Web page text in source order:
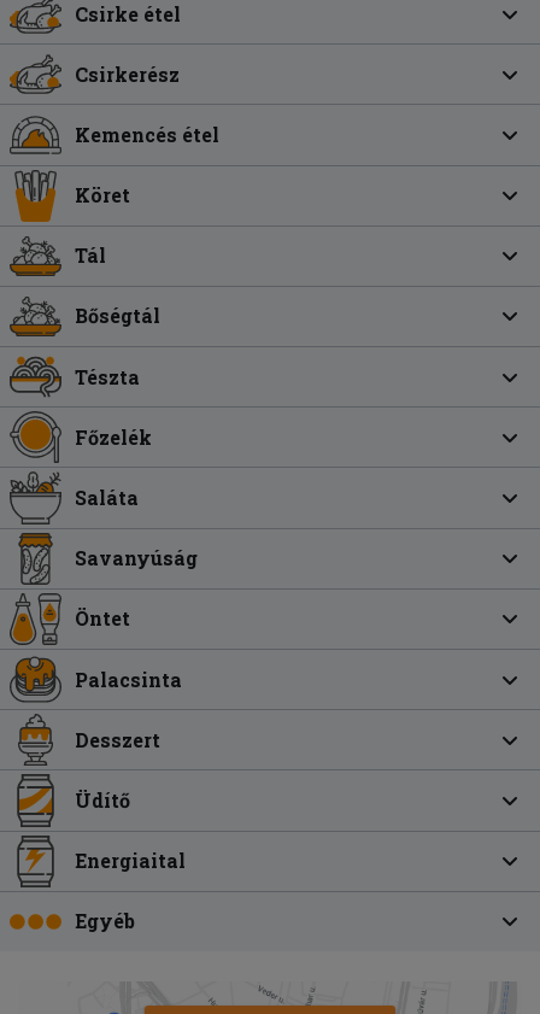
Csirke étel
Csirkerész
Kemencés étel
Köret
Tál
Bőségtál
Tészta
Főzelék
Saláta
Savanyúság
Öntet
Palacsinta
Desszert
Üdítő
Energiaital
Egyéb